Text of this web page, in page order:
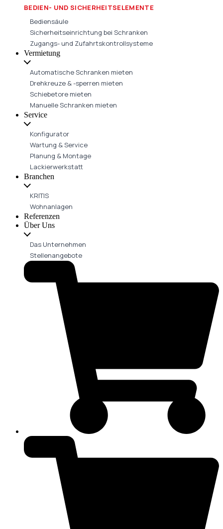
BEDIEN- UND SICHERHEITSELEMENTE
Bediensäule
Sicherheitseinrichtung bei Schranken
Zugangs- und Zufahrtskontrollsysteme
Vermietung
Automatische Schranken mieten
Drehkreuze & -sperren mieten
Schiebetore mieten
Manuelle Schranken mieten
Service
Konfigurator
Wartung & Service
Planung & Montage
Lackierwerkstatt
Branchen
KRITIS
Wohnanlagen
Referenzen
Über Uns
Das Unternehmen
Stellenangebote